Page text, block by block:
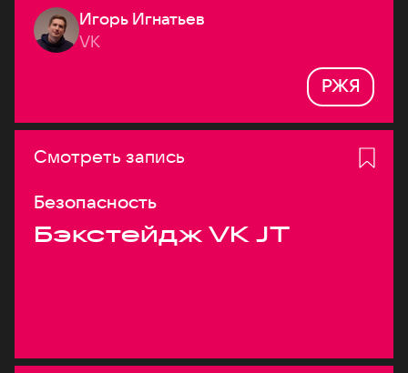
Игорь Игнатьев
VK
РЖЯ
Смотреть запись
Безопасность
Бэкстейдж VK JT